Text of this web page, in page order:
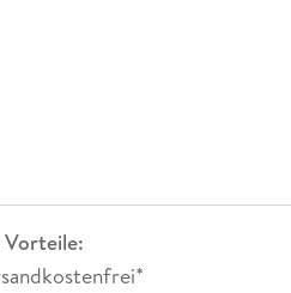
Vorteile: